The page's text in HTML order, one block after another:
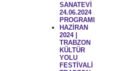
SANATEVİ
24.06.2024
PROGRAMI
HAZİRAN
2024 |
TRABZON
KÜLTÜR
YOLU
FESTİVALİ